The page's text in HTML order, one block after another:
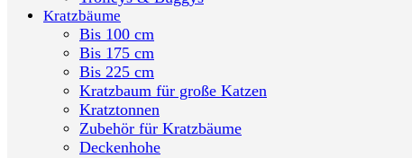
Kratzbäume
Bis 100 cm
Bis 175 cm
Bis 225 cm
Kratzbaum für große Katzen
Kratztonnen
Zubehör für Kratzbäume
Deckenhohe